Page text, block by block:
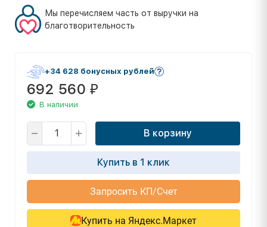
Мы перечисляем часть от выручки на
благотворительность
+34 628 бонусных рублей
692 560 ₽
В наличии
В корзину
Купить в 1 клик
Запросить КП/Счет
Купить на Яндекс.Маркет